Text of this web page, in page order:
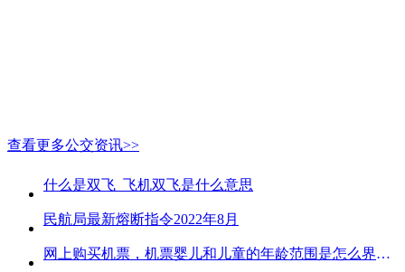
查看更多公交资讯>>
什么是双飞_飞机双飞是什么意思
民航局最新熔断指令2022年8月
网上购买机票，机票婴儿和儿童的年龄范围是怎么界定的？